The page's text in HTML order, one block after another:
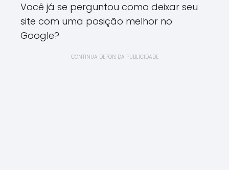
Você já se perguntou como deixar seu
site com uma posição melhor no
Google?
CONTINUA DEPOIS DA PUBLICIDADE